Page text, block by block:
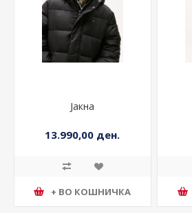
Јакна
13.990,00 ден.
+ ВО КОШНИЧКА